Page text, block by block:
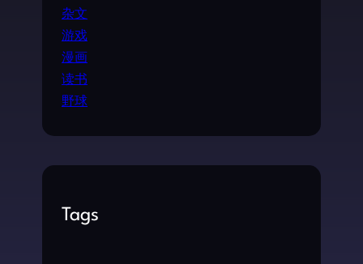
杂文
游戏
漫画
读书
野球
Tags